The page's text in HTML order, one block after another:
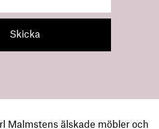
Malmstens älskade möbler och